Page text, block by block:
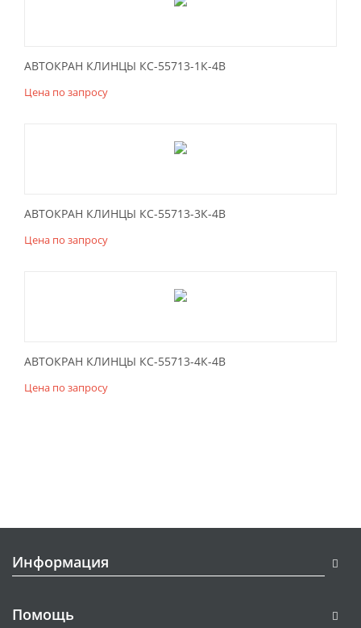
АВТОКРАН КЛИНЦЫ КС-55713-1К-4В
Цена по запросу
АВТОКРАН КЛИНЦЫ КС-55713-3К-4В
Цена по запросу
АВТОКРАН КЛИНЦЫ КС-55713-4К-4В
Цена по запросу
Информация
Помощь